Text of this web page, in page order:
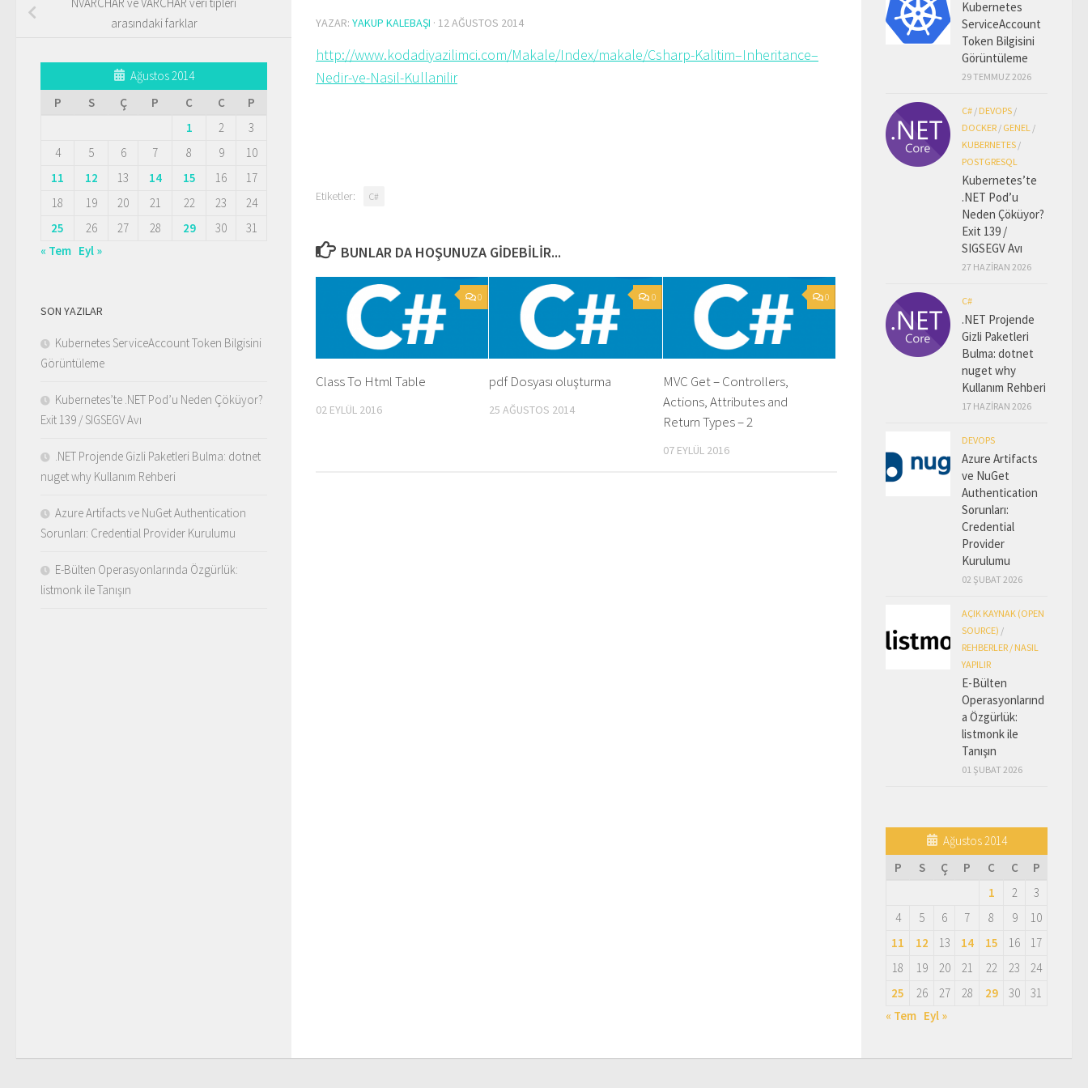
YAZAR: YAKUP KALEBAŞI · 12 AĞUSTOS 2014
http://www.kodadiyazilimci.com/Makale/Index/makale/Csharp-Kalitim–Inheritance–
Nedir-ve-Nasil-Kullanilir
Etiketler: C#
BUNLAR DA HOŞUNUZA GIDEBILIR...
0
Class To Html Table
02 EYLÜL 2016
0
pdf Dosyası oluşturma
25 AĞUSTOS 2014
0
MVC Get – Controllers,
Actions, Attributes and
Return Types – 2
07 EYLÜL 2016
NVARCHAR ve VARCHAR veri tipleri
arasındaki farklar
Ağustos 2014
P
S Ç P C C
P
1
2
3
4
5 6 7 8 9
10
11
12 13 14 15 16
17
18
19 20 21 22 23
24
25
26 27 28 29 30
31
« Tem Eyl »
SON YAZILAR
Kubernetes ServiceAccount Token Bilgisini
Görüntüleme
Kubernetes’te .NET Pod’u Neden Çöküyor?
Exit 139 / SIGSEGV Avı
.NET Projende Gizli Paketleri Bulma: dotnet
nuget why Kullanım Rehberi
Azure Artifacts ve NuGet Authentication
Sorunları: Credential Provider Kurulumu
E-Bülten Operasyonlarında Özgürlük:
listmonk ile Tanışın
Kubernetes
ServiceAccount
Token Bilgisini
Görüntüleme
29 TEMMUZ 2026
C# / DEVOPS /
DOCKER / GENEL /
KUBERNETES /
POSTGRESQL
Kubernetes’te
.NET Pod’u
Neden Çöküyor?
Exit 139 /
SIGSEGV Avı
27 HAZIRAN 2026
C#
.NET Projende
Gizli Paketleri
Bulma: dotnet
nuget why
Kullanım Rehberi
17 HAZIRAN 2026
DEVOPS
Azure Artifacts
ve NuGet
Authentication
Sorunları:
Credential
Provider
Kurulumu
02 ŞUBAT 2026
AÇIK KAYNAK (OPEN
SOURCE) /
REHBERLER / NASIL
YAPILIR
E-Bülten
Operasyonlarınd
a Özgürlük:
listmonk ile
Tanışın
01 ŞUBAT 2026
Ağustos 2014
P
S Ç P C C
P
1
2
3
4
5 6 7 8 9
10
11
12 13 14 15 16
17
18
19 20 21 22 23
24
25
26 27 28 29 30
31
« Tem Eyl »